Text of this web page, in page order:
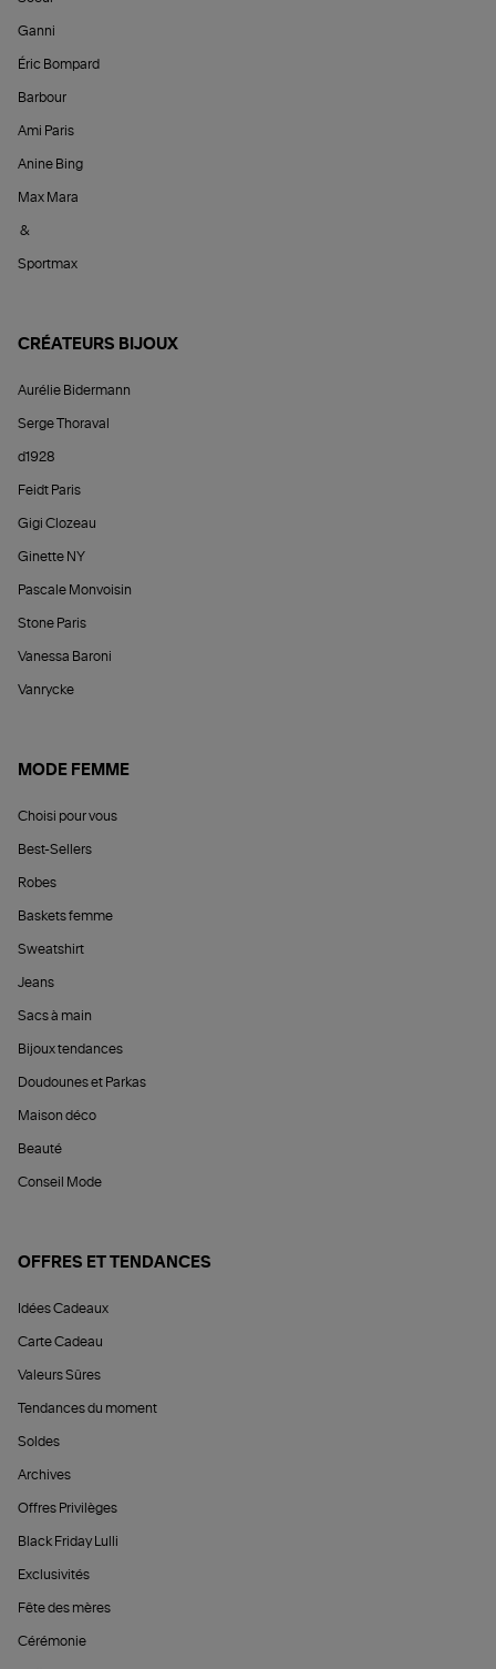
Ganni
Éric Bompard
Barbour
Ami Paris
Anine Bing
Max Mara
&
Sportmax
CRÉATEURS BIJOUX
Aurélie Bidermann
Serge Thoraval
d1928
Feidt Paris
Gigi Clozeau
Ginette NY
Pascale Monvoisin
Stone Paris
Vanessa Baroni
Vanrycke
MODE FEMME
Choisi pour vous
Best-Sellers
Robes
Baskets femme
Sweatshirt
Jeans
Sacs à main
Bijoux tendances
Doudounes et Parkas
Maison déco
Beauté
Conseil Mode
OFFRES ET TENDANCES
Idées Cadeaux
Carte Cadeau
Valeurs Sûres
Tendances du moment
Soldes
Archives
Offres Privilèges
Black Friday Lulli
Exclusivités
Fête des mères
Cérémonie